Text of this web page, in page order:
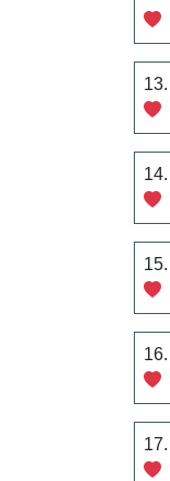
13.
14.
15.
16.
17.